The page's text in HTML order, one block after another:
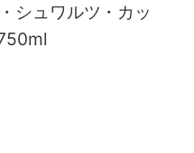
シュワルツ・カッ